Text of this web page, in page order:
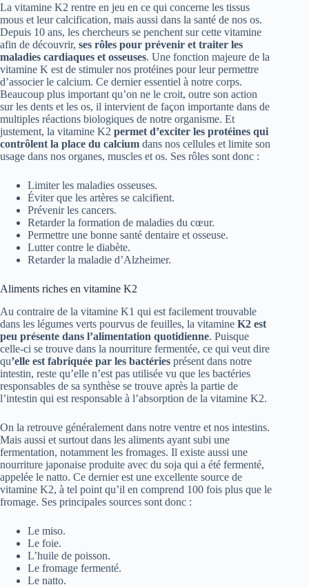
La vitamine K2 rentre en jeu en ce qui concerne les tissus
mous et leur calcification, mais aussi dans la santé de nos os.
Depuis 10 ans, les chercheurs se penchent sur cette vitamine
afin de découvrir, ses rôles pour prévenir et traiter les
maladies cardiaques et osseuses. Une fonction majeure de la
vitamine K est de stimuler nos protéines pour leur permettre
d’associer le calcium. Ce dernier essentiel à notre corps.
Beaucoup plus important qu’on ne le croit, outre son action
sur les dents et les os, il intervient de façon importante dans de
multiples réactions biologiques de notre organisme. Et
justement, la vitamine K2 permet d’exciter les protéines qui
contrôlent la place du calcium dans nos cellules et limite son
usage dans nos organes, muscles et os. Ses rôles sont donc :
Limiter les maladies osseuses.
Éviter que les artères se calcifient.
Prévenir les cancers.
Retarder la formation de maladies du cœur.
Permettre une bonne santé dentaire et osseuse.
Lutter contre le diabète.
Retarder la maladie d’Alzheimer.
Aliments riches en vitamine K2
Au contraire de la vitamine K1 qui est facilement trouvable
dans les légumes verts pourvus de feuilles, la vitamine K2 est
peu présente dans l’alimentation quotidienne. Puisque
celle-ci se trouve dans la nourriture fermentée, ce qui veut dire
qu’elle est fabriquée par les bactéries présent dans notre
intestin, reste qu’elle n’est pas utilisée vu que les bactéries
responsables de sa synthèse se trouve après la partie de
l’intestin qui est responsable à l’absorption de la vitamine K2.
On la retrouve généralement dans notre ventre et nos intestins.
Mais aussi et surtout dans les aliments ayant subi une
fermentation, notamment les fromages. Il existe aussi une
nourriture japonaise produite avec du soja qui a été fermenté,
appelée le natto. Ce dernier est une excellente source de
vitamine K2, à tel point qu’il en comprend 100 fois plus que le
fromage. Ses principales sources sont donc :
Le miso.
Le foie.
L’huile de poisson.
Le fromage fermenté.
Le natto.